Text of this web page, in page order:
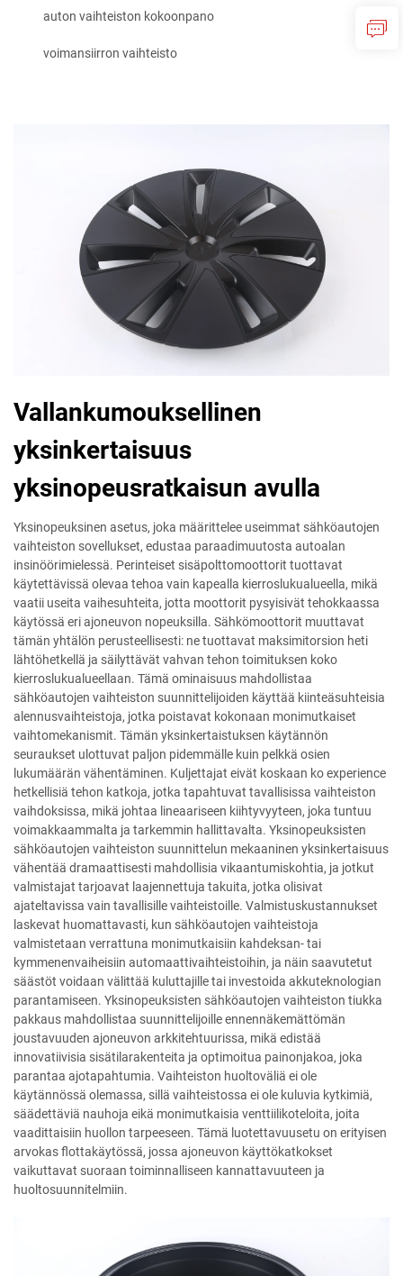
auton vaihteiston kokoonpano
voimansiirron vaihteisto
Vallankumouksellinen
yksinkertaisuus
yksinopeusratkaisun avulla
Yksinopeuksinen asetus, joka määrittelee useimmat sähköautojen
vaihteiston sovellukset, edustaa paraadimuutosta autoalan
insinöörimielessä. Perinteiset sisäpolttomoottorit tuottavat
käytettävissä olevaa tehoa vain kapealla kierroslukualueella, mikä
vaatii useita vaihesuhteita, jotta moottorit pysyisivät tehokkaassa
käytössä eri ajoneuvon nopeuksilla. Sähkömoottorit muuttavat
tämän yhtälön perusteellisesti: ne tuottavat maksimitorsion heti
lähtöhetkellä ja säilyttävät vahvan tehon toimituksen koko
kierroslukualueellaan. Tämä ominaisuus mahdollistaa
sähköautojen vaihteiston suunnittelijoiden käyttää kiinteäsuhteisia
alennusvaihteistoja, jotka poistavat kokonaan monimutkaiset
vaihtomekanismit. Tämän yksinkertaistuksen käytännön
seuraukset ulottuvat paljon pidemmälle kuin pelkkä osien
lukumäärän vähentäminen. Kuljettajat eivät koskaan ko experience
hetkellisiä tehon katkoja, jotka tapahtuvat tavallisissa vaihteiston
vaihdoksissa, mikä johtaa lineaariseen kiihtyvyyteen, joka tuntuu
voimakkaammalta ja tarkemmin hallittavalta. Yksinopeuksisten
sähköautojen vaihteiston suunnittelun mekaaninen yksinkertaisuus
vähentää dramaattisesti mahdollisia vikaantumiskohtia, ja jotkut
valmistajat tarjoavat laajennettuja takuita, jotka olisivat
ajateltavissa vain tavallisille vaihteistoille. Valmistuskustannukset
laskevat huomattavasti, kun sähköautojen vaihteistoja
valmistetaan verrattuna monimutkaisiin kahdeksan- tai
kymmenenvaiheisiin automaattivaihteistoihin, ja näin saavutetut
säästöt voidaan välittää kuluttajille tai investoida akkuteknologian
parantamiseen. Yksinopeuksisten sähköautojen vaihteiston tiukka
pakkaus mahdollistaa suunnittelijoille ennennäkemättömän
joustavuuden ajoneuvon arkkitehtuurissa, mikä edistää
innovatiivisia sisätilarakenteita ja optimoitua painonjakoa, joka
parantaa ajotapahtumia. Vaihteiston huoltoväliä ei ole
käytännössä olemassa, sillä vaihteistossa ei ole kuluvia kytkimiä,
säädettäviä nauhoja eikä monimutkaisia venttiilikoteloita, joita
vaadittaisiin huollon tarpeeseen. Tämä luotettavuusetu on erityisen
arvokas flottakäytössä, jossa ajoneuvon käyttökatkokset
vaikuttavat suoraan toiminnalliseen kannattavuuteen ja
huoltosuunnitelmiin.